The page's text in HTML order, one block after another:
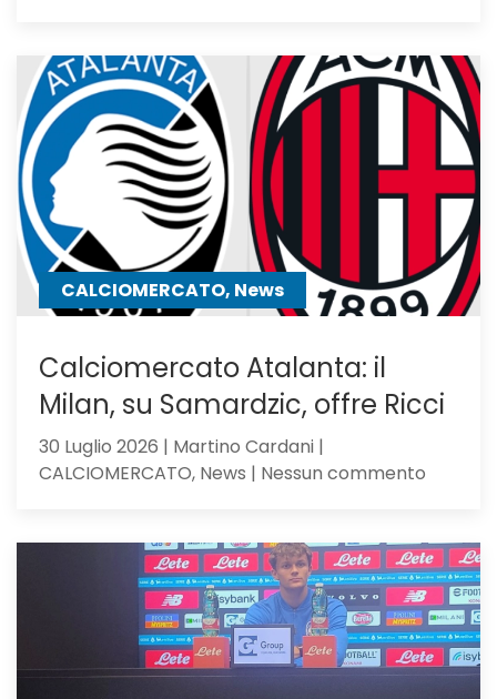
di
Sarri,
verso
mister
chiama
CALCIOMERCATO, News
Calciomercato Atalanta: il
Milan, su Samardzic, offre Ricci
30 Luglio 2026 | Martino Cardani |
CALCIOMERCATO, News | Nessun commento
il
Milan,
su
offre
Ricci